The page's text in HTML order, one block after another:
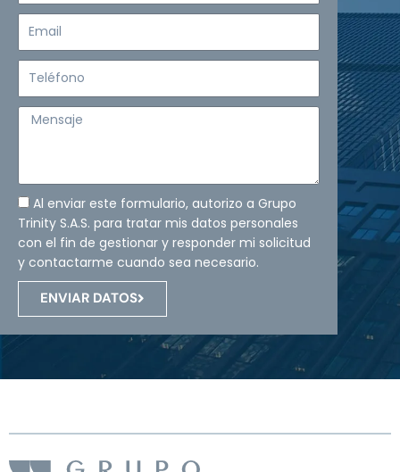
Mensaje
Al enviar este formulario, autorizo a Grupo
Trinity S.A.S. para tratar mis datos personales
con el fin de gestionar y responder mi solicitud
y contactarme cuando sea necesario.
ENVIAR DATOS